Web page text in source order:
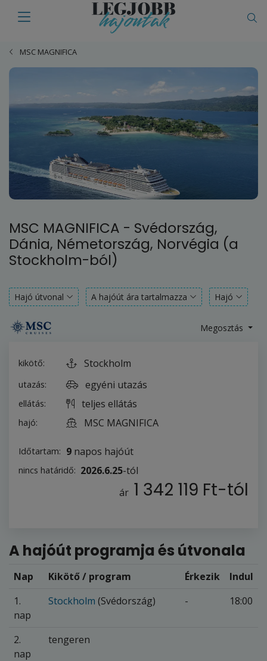
MSC MAGNIFICA
MSC MAGNIFICA - Svédország,
Dánia, Németország, Norvégia (a
Stockholm-ból)
Hajó útvonal A hajóút ára tartalmazza Hajó
Megosztás
kikötő: Stockholm
utazás: egyéni utazás
ellátás: teljes ellátás
hajó: MSC MAGNIFICA
Időtartam: 9 napos hajóút
nincs határidő: 2026.6.25-tól
ár 1 342 119 Ft-tól
A hajóút programja és útvonala
Nap Kikötő / program Érkezik
Indul
1.
nap
Stockholm (Svédország) - 18:00
2.
nap
tengeren